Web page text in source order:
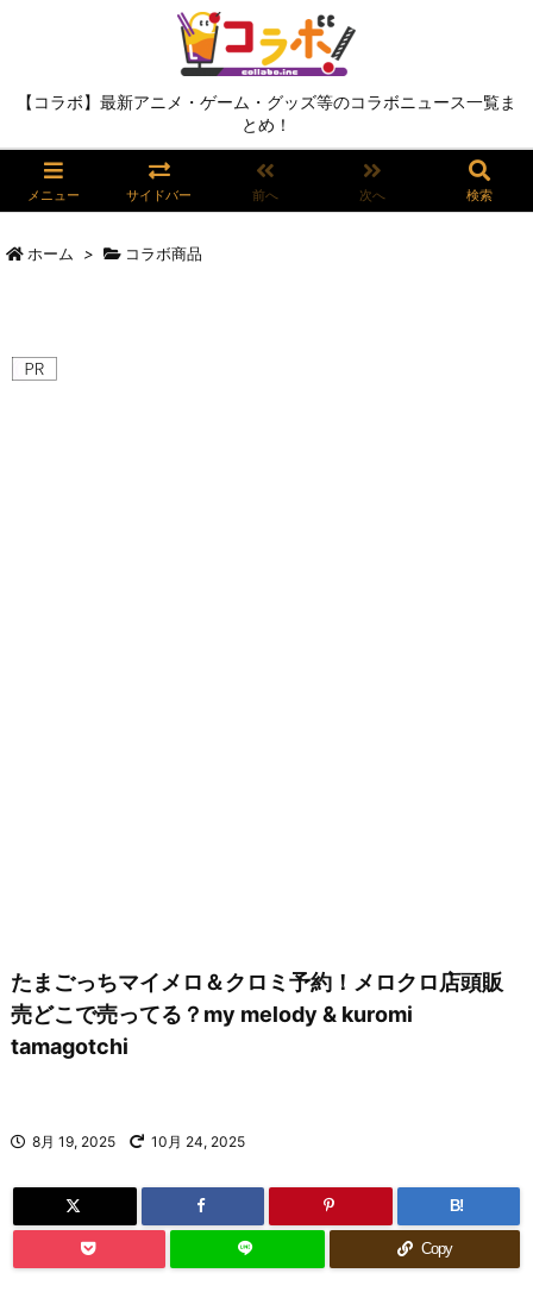
【コラボ】最新アニメ・ゲーム・グッズ等のコラボニュース一覧ま
とめ！
メニュー サイドバー 前へ 次へ 検索
ホーム > コラボ商品
たまごっちマイメロ＆クロミ予約！メロクロ店頭販
売どこで売ってる？my melody & kuromi
tamagotchi
8月 19, 2025 10月 24, 2025
B!
Copy